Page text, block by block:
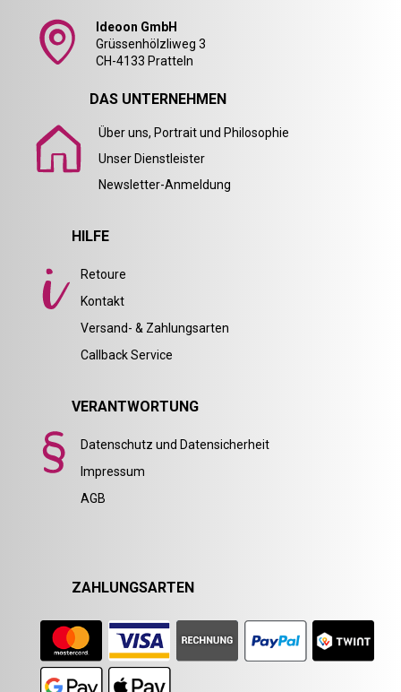
Ideoon GmbH
Grüssenhölzliweg 3
CH-4133 Pratteln
DAS UNTERNEHMEN
Über uns, Portrait und Philosophie
Unser Dienstleister
Newsletter-Anmeldung
HILFE
Retoure
Kontakt
Versand- & Zahlungsarten
Callback Service
VERANTWORTUNG
Datenschutz und Datensicherheit
Impressum
AGB
ZAHLUNGSARTEN